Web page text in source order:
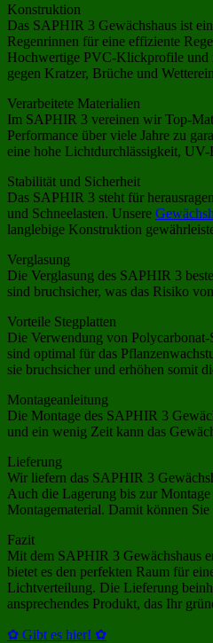
Konstruktion
Das SAPHIR 3 Gewächshaus ist
Regenrinnen für eine effiziente
Hochwertige PVC-Klickprofile und
gegen Kratzer, Brüche und
Verarbeitete Materialien
Im SAPHIR 3 vereinen wir Top-
Performance über viele Jahre zu
eine hohe Lichtdurchlässigkeit, UV-
Stabilität und Sicherheit
Das SAPHIR 3 steht für
und Schneelasten. Unsere
langlebige Konstruktion
Verglasung
Die Verglasung des SAPHIR 3
sind bruchsicher, was das Risiko
Vorteile Stegplatten
Die Verwendung von
sind optimal für das
sie bruchsicher und erhöhen somit
Montageanleitung
Die Montage des SAPHIR 3
und ein wenig Zeit kann das
Lieferung
Wir liefern das SAPHIR 3
Auch die Lagerung bis zur
Montagematerial. Damit können
Fazit
Mit dem SAPHIR 3 Gewächshaus
bietet es den perfekten Raum für
Lichtverteilung. Die Lieferung
ansprechendes Produkt, das Ihr
✿ Gibt es hier! ✿